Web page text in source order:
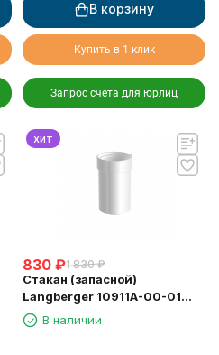
В корзину
Купить в 1 клик
Запрос счета для юрлиц
хит
830 ₽1 830 ₽
Стакан (запасной)
Langberger 10911A-00-01
ALSTER керамика круглый
В наличии